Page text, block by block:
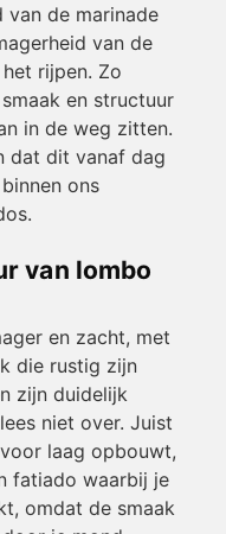
de marinade
van de
rijpen. Zo
en structuur
in de weg zitten.
dat dit vanaf dag
ons
van lombo
en zacht, met
die rustig zijn
zijn duidelijk
niet over. Juist
laag opbouwt,
fatiado waarbij je
omdat de smaak